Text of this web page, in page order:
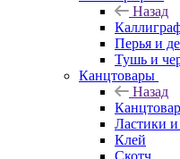
Назад
Перья и
Тушь и
Канцтовары
Назад
Ластики и
Клей
Скотч